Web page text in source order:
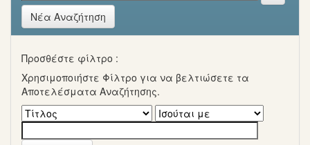
Νέα Αναζήτηση
Προσθέστε φίλτρο :
Χρησιμοποιήστε Φίλτρο για να βελτιώσετε τα
Αποτελέσματα Αναζήτησης.